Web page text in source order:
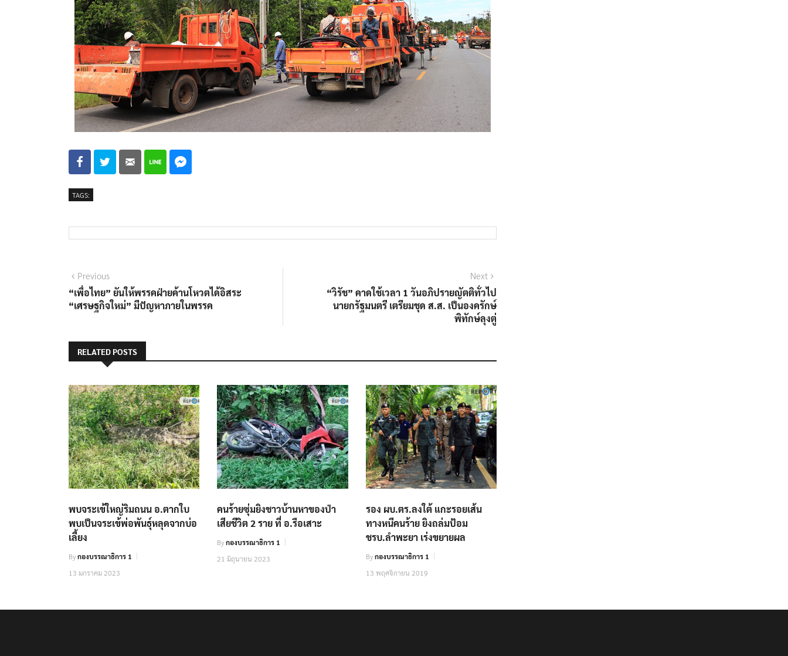
TAGS:
Previous
“เพื่อไทย” ยันให้พรรคฝ่ายค้านโหวตได้อิสระ
“เศรษฐกิจใหม่” มีปัญหาภายในพรรค
Next
“วิรัช” คาดใช้เวลา 1 วันอภิปรายญัตติทั่วไป
นายกรัฐมนตรี เตรียมชุด ส.ส. เป็นองครักษ์
พิทักษ์ลุงตู่
RELATED POSTS
พบจระเข้ใหญ่ริมถนน อ.ตากใบ
พบเป็นจระเข้พ่อพันธุ์หลุดจากบ่อ
เลี้ยง
Byกองบรรณาธิการ 1
13 มกราคม 2023
คนร้ายซุ่มยิงชาวบ้านหาของป่า
เสียชีวิต 2 ราย ที่ อ.รือเสาะ
Byกองบรรณาธิการ 1
21 มิถุนายน 2023
รอง ผบ.ตร.ลงใต้ แกะรอยเส้น
ทางหนีคนร้าย ยิงถล่มป้อม
ชรบ.ลำพะยา เร่งขยายผล
Byกองบรรณาธิการ 1
13 พฤศจิกายน 2019